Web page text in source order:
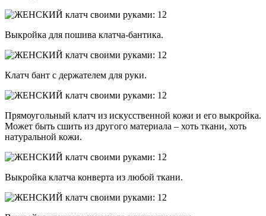
Выкройка для пошива клатча-бантика.
Клатч бант с держателем для руки.
Прямоугольный клатч из искусственной кожи и его выкройка.
Может быть сшить из другого материала – хоть ткани, хоть
натуральной кожи.
Выкройка клатча конверта из любой ткани.